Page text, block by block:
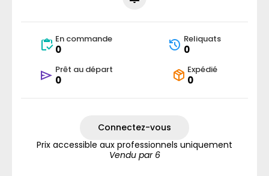
En commande
0
Reliquats
0
Prêt au départ
0
Expédié
0
Connectez-vous
Prix accessible aux professionnels uniquement
Vendu par 6